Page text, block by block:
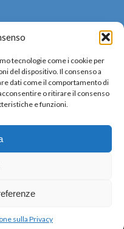
tecnologie come i cookie per
del dispositivo. Il consenso a
dati come il comportamento di
o ritirare il consenso
e funzioni.
sulla Privacy